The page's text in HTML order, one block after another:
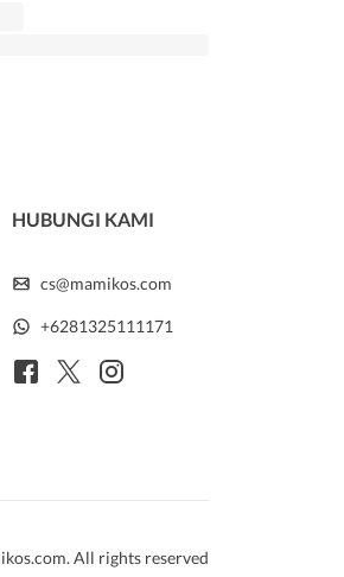
HUBUNGI KAMI
cs@mamikos.com
+6281325111171
All rights reserved